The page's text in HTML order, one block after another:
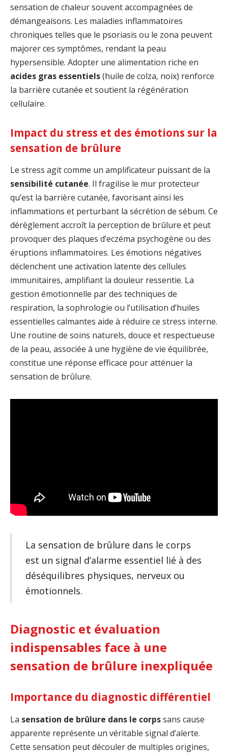
sensation de chaleur souvent accompagnées de
démangeaisons. Les maladies inflammatoires
chroniques telles que le psoriasis ou le zona peuvent
majorer ces symptômes, rendant la peau
hypersensible. Adopter une alimentation riche en
acides gras essentiels(huile de colza, noix) renforce
la barrière cutanée et soutient la régénération
cellulaire.
Impact du stress et des émotions sur la
sensation de brûlure
Le stress agit comme un amplificateur puissant de la
sensibilité cutanée. Il fragilise le mur protecteur
qu’est la barrière cutanée, favorisant ainsi les
inflammations et perturbant la sécrétion de sébum. Ce
dérèglement accroît la perception de brûlure et peut
provoquer des plaques d’eczéma psychogène ou des
éruptions inflammatoires. Les émotions négatives
déclenchent une activation latente des cellules
immunitaires, amplifiant la douleur ressentie. La
gestion émotionnelle par des techniques de
respiration, la sophrologie ou l’utilisation d’huiles
essentielles calmantes aide à réduire ce stress interne.
Une routine de soins naturels, douce et respectueuse
de la peau, associée à une hygiène de vie équilibrée,
constitue une réponse efficace pour atténuer la
sensation de brûlure.
La sensation de brûlure dans le corps
est un signal d’alarme essentiel lié à des
déséquilibres physiques, nerveux ou
émotionnels.
Diagnostic et évaluation
indispensables face à une
sensation de brûlure inexpliquée
Importance du diagnostic différentiel
La sensation de brûlure dans le corpssans cause
apparente représente un véritable signal d’alerte.
Cette sensation peut découler de multiples origines,